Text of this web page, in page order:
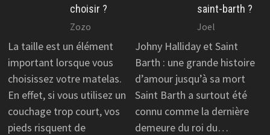
choisir ?
Zozo
La taille est un élément
important lorsque vous
choisissez votre matelas.
En effet, si vous utilisez un
couchage trop court, vos
pieds risquent de
saint-barth ?
Joel
Johny Halliday et Saint
Barth : une grande histoire
d’amour jusqu’à sa mort
Saint Barth a surtout été
connu comme la dernière
demeure du roi du…